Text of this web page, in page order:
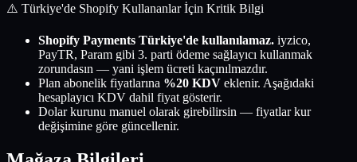
⚠️ Türkiye'de Shopify Kullananlar İçin Kritik Bilgi
Shopify Payments Türkiye'de kullanılamaz. iyzico,
PayTR, Param gibi 3. parti ödeme sağlayıcı kullanmak
zorundasın — yani işlem ücreti kaçınılmazdır.
Plan abonelik fiyatlarına %20 KDV eklenir. Aşağıdaki
hesaplayıcı KDV dahil fiyat gösterir.
Dolar kurunu manuel olarak girebilirsin — fiyatlar kur
değişimine göre güncellenir.